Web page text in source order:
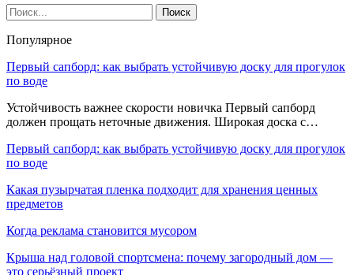
Популярное
Первый сапборд: как выбрать устойчивую доску для прогулок
по воде
Устойчивость важнее скорости новичка Первый сапборд
должен прощать неточные движения. Широкая доска с…
Первый сапборд: как выбрать устойчивую доску для прогулок
по воде
Какая пузырчатая пленка подходит для хранения ценных
предметов
Когда реклама становится мусором
Крыша над головой спортсмена: почему загородный дом —
это серьёзный проект